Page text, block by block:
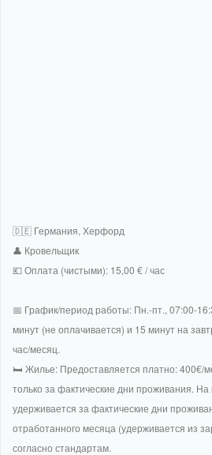
🇩🇪 Германия, Херфорд
👤 Кровельщик
💶 Оплата (чистыми): 15,00 € / час
📅 График/период работы: Пн.-пт., 07:00-
минут (не оплачивается) и 15 минут на
час/месяц.
🛏 Жилье: Предоставляется платно: 400€/
только за фактические дни проживания.
удерживается за фактические дни
отработанного месяца (удерживается из
согласно стандартам.